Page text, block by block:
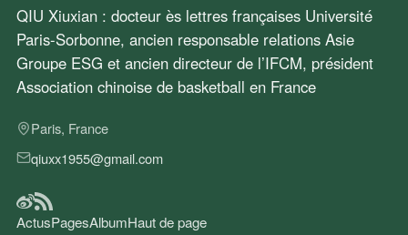
QIU Xiuxian : docteur ès lettres françaises Université
Paris-Sorbonne, ancien responsable relations Asie
Groupe ESG et ancien directeur de l’IFCM, président
Association chinoise de basketball en France
Paris, France
qiuxx1955@gmail.com
ActusPagesAlbumHaut de page